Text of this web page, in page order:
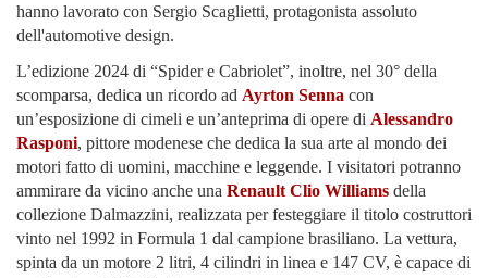
hanno lavorato con Sergio Scaglietti, protagonista assoluto
dell'automotive design.
L’edizione 2024 di “Spider e Cabriolet”, inoltre, nel 30° della
scomparsa, dedica un ricordo ad Ayrton Senna con
un’esposizione di cimeli e un’anteprima di opere di Alessandro
Rasponi, pittore modenese che dedica la sua arte al mondo dei
motori fatto di uomini, macchine e leggende. I visitatori potranno
ammirare da vicino anche una Renault Clio Williams della
collezione Dalmazzini, realizzata per festeggiare il titolo costruttori
vinto nel 1992 in Formula 1 dal campione brasiliano. La vettura,
spinta da un motore 2 litri, 4 cilindri in linea e 147 CV, è capace di